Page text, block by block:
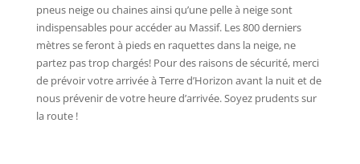
pneus neige ou chaines ainsi qu’une pelle à neige sont
indispensables pour accéder au Massif. Les 800 derniers
mètres se feront à pieds en raquettes dans la neige, ne
partez pas trop chargés! Pour des raisons de sécurité, merci
de prévoir votre arrivée à Terre d’Horizon avant la nuit et de
nous prévenir de votre heure d’arrivée. Soyez prudents sur
la route !